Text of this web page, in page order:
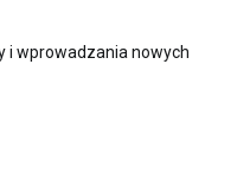
i wprowadzania nowych